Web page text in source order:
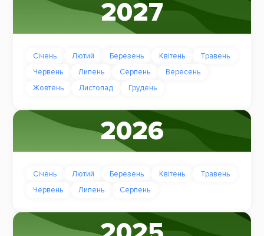
2027
Січень Лютий Березень Квітень
Травень
Червень
Липень Серпень
Вересень
Жовтень
Листопад Грудень
2026
Січень Лютий Березень Квітень
Травень
Червень
Липень Серпень